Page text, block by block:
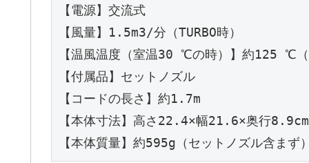
【電源】交流式
【風量】1.5m3/分（TURBO時）
【温風温度（室温30 ℃の時）】約125 ℃
【付属品】セットノズル
【コードの長さ】約1.7m
【本体寸法】高さ22.4×幅21.6×奥行8.9cm
【本体質量】約595g（セットノズル含まず